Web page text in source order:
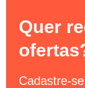
Quer
Cadastre-